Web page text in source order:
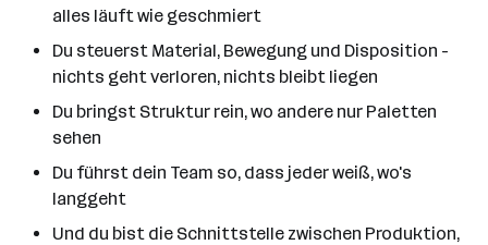
alles läuft wie geschmiert
Du steuerst Material, Bewegung und Disposition -
nichts geht verloren, nichts bleibt liegen
Du bringst Struktur rein, wo andere nur Paletten
sehen
Du führst dein Team so, dass jeder weiß, wo's
langgeht
Und du bist die Schnittstelle zwischen Produktion,